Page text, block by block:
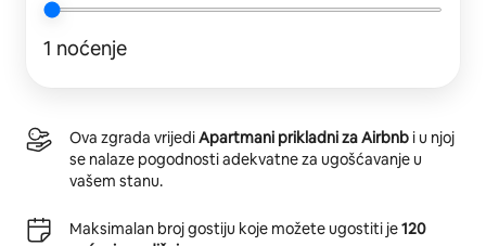
1 noćenje
Ova zgrada vrijediApartmani prikladni za Airbnb i u njoj
se nalaze pogodnosti adekvatne za ugošćavanje u
vašem stanu.
Maksimalan broj gostiju koje možete ugostiti je120